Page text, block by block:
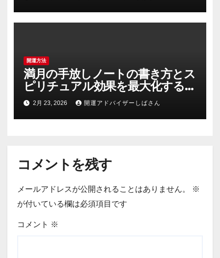
開運方法
満月の手放しノートの書き方とス
ピリチュアル効果を最大化する具
体手順と例文集
2月 23, 2026 開運アドバイザーしばさん
コメントを残す
メールアドレスが公開されることはありません。
※
が付いている欄は必須項目です
コメント ※